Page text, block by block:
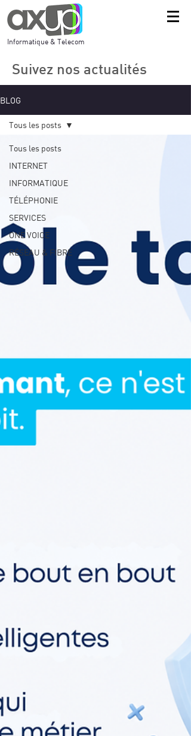
Informatique & Telecom
Suivez nos actualités
BLOG
Tous les posts
INTERNET
INFORMATIQUE
TÉLÉPHONIE
SERVICES
ONE VOICE
RÉSEAU & FIBRE
Tous les posts